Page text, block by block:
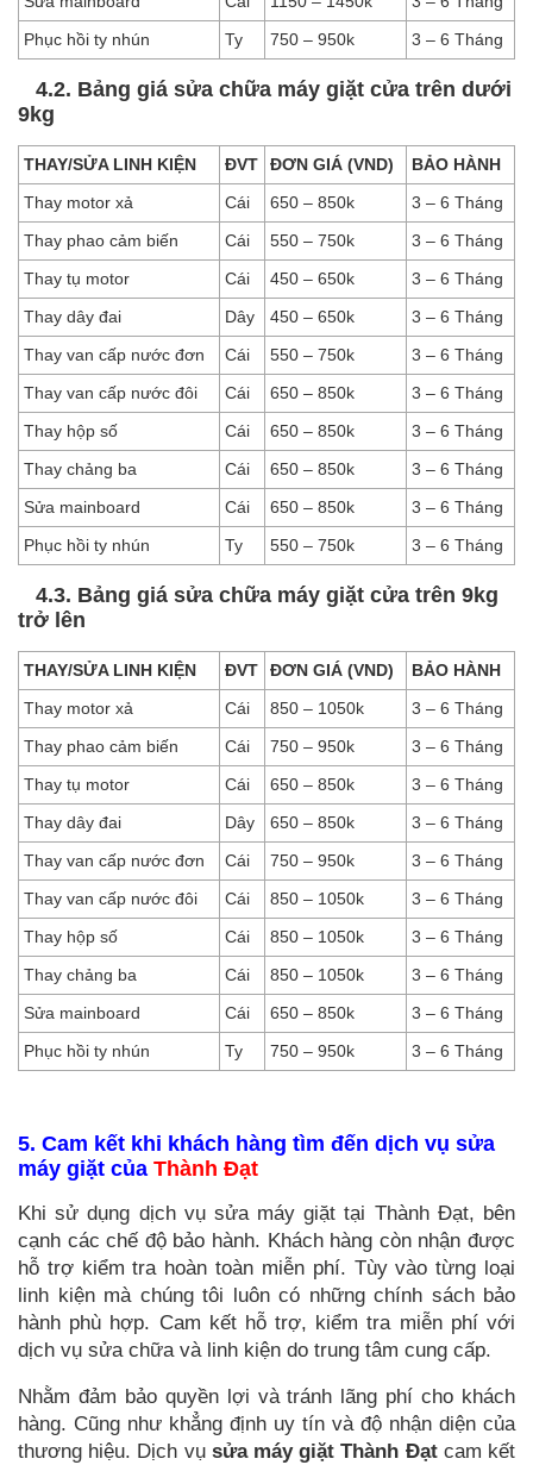
Phục hồi ty nhún
Ty 750 – 950k 3 – 6 Tháng
4.2. Bảng giá sửa chữa máy giặt cửa trên dưới
9kg
THAY/SỬA LINH KIỆN ĐVT ĐƠN GIÁ (VND)
BẢO HÀNH
Thay motor xả
Cái 650 – 850k
3 – 6 Tháng
Thay phao cảm biến
Cái 550 – 750k
3 – 6 Tháng
Thay tụ motor
Cái 450 – 650k
3 – 6 Tháng
Thay dây đai
Dây 450 – 650k
3 – 6 Tháng
Thay van cấp nước đơn
Cái 550 – 750k
3 – 6 Tháng
Thay van cấp nước đôi
Cái 650 – 850k
3 – 6 Tháng
Thay hộp số
Cái 650 – 850k
3 – 6 Tháng
Thay chảng ba
Cái 650 – 850k
3 – 6 Tháng
Sửa mainboard
Cái 650 – 850k
3 – 6 Tháng
Phục hồi ty nhún
Ty 550 – 750k 3 – 6 Tháng
4.3. Bảng giá sửa chữa máy giặt cửa trên 9kg
trở lên
THAY/SỬA LINH KIỆN ĐVT ĐƠN GIÁ (VND)
BẢO HÀNH
Thay motor xả
Cái 850 – 1050k
3 – 6 Tháng
Thay phao cảm biến
Cái 750 – 950k
3 – 6 Tháng
Thay tụ motor
Cái 650 – 850k
3 – 6 Tháng
Thay dây đai
Dây 650 – 850k
3 – 6 Tháng
Thay van cấp nước đơn
Cái 750 – 950k
3 – 6 Tháng
Thay van cấp nước đôi
Cái 850 – 1050k
3 – 6 Tháng
Thay hộp số
Cái 850 – 1050k
3 – 6 Tháng
Thay chảng ba
Cái 850 – 1050k
3 – 6 Tháng
Sửa mainboard
Cái 650 – 850k
3 – 6 Tháng
Phục hồi ty nhún
Ty 750 – 950k 3 – 6 Tháng
5. Cam kết khi khách hàng tìm đến dịch vụ sửa
máy giặt của Thành Đạt
Khi sử dụng dịch vụ sửa máy giặt tại Thành Đạt, bên
cạnh các chế độ bảo hành. Khách hàng còn nhận được
hỗ trợ kiểm tra hoàn toàn miễn phí. Tùy vào từng loại
linh kiện mà chúng tôi luôn có những chính sách bảo
hành phù hợp. Cam kết hỗ trợ, kiểm tra miễn phí với
dịch vụ sửa chữa và linh kiện do trung tâm cung cấp.
Nhằm đảm bảo quyền lợi và tránh lãng phí cho khách
hàng. Cũng như khẳng định uy tín và độ nhận diện của
thương hiệu. Dịch vụ sửa máy giặt Thành Đạtcam kết